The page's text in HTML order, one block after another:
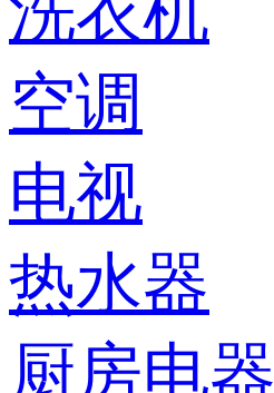
空调
电视
热水器
厨房电器